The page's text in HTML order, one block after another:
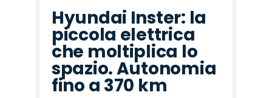
Hyundai Inster: la
piccola elettrica
che moltiplica lo
spazio. Autonomia
fino a 370 km